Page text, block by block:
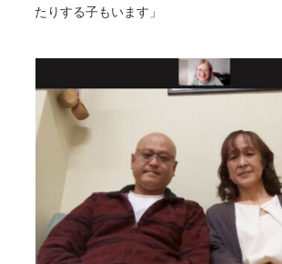
たりする子もいます」